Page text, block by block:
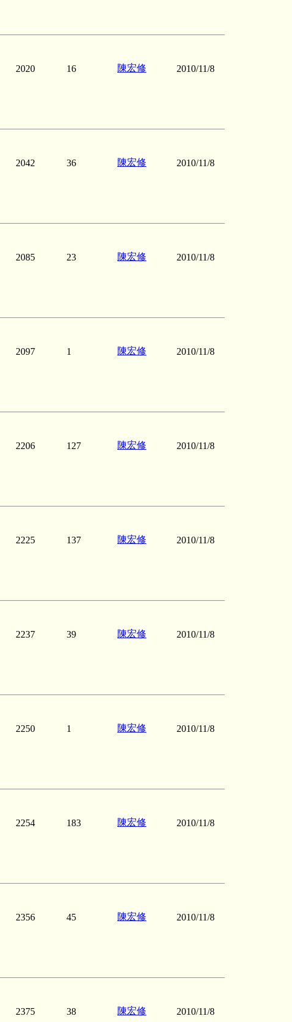
2020 16 陳宏修 2010/11/8
2042 36 陳宏修 2010/11/8
2085 23 陳宏修 2010/11/8
2097 1 陳宏修 2010/11/8
2206 127 陳宏修 2010/11/8
2225 137 陳宏修 2010/11/8
2237 39 陳宏修 2010/11/8
2250 1 陳宏修 2010/11/8
2254 183 陳宏修 2010/11/8
2356 45 陳宏修 2010/11/8
2375 38 陳宏修 2010/11/8